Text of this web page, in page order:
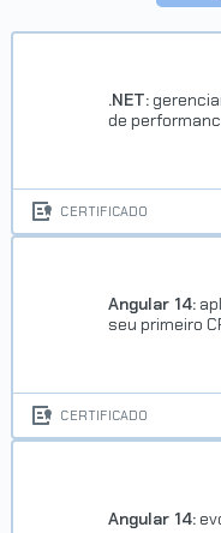
.NET:
de
CERTIFICADO
Angular 14:
seu primeiro
CERTIFICADO
Angular 14: